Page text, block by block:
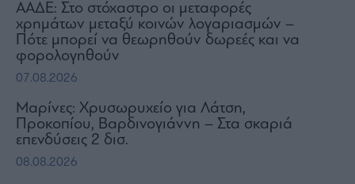
ΑΑΔΕ: Στο στόχαστρο οι μεταφορές
χρημάτων μεταξύ κοινών λογαριασμών –
Πότε μπορεί να θεωρηθούν δωρεές και να
φορολογηθούν
07.08.2026
Μαρίνες: Χρυσωρυχείο για Λάτση,
Προκοπίου, Βαρδινογιάννη – Στα σκαριά
επενδύσεις 2 δισ.
08.08.2026